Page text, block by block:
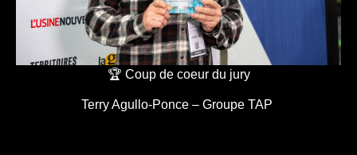
🏆 Coup de coeur du jury
Terry Agullo-Ponce – Groupe TAP